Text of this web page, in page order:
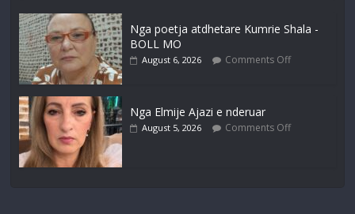
Nga poetja atdhetare Kumrie Shala -
BOLL MO
August 6, 2026 Comments Off
Nga Elmije Ajazi e nderuar
August 5, 2026 Comments Off